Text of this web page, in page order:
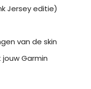
Jersey editie)
van de skin
Garmin